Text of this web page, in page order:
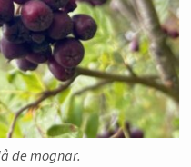
de mognar.